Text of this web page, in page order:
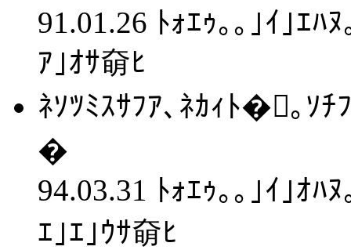
91.01.26 ﾄｫｴｩ｡｡｣ｲ｣ｴﾊ
ｱ｣ｵｻ奛ﾋ
ﾈｿﾂﾐｽｻﾌｱ､ﾈｶｨﾄ�｡ｿﾁ
�
94.03.31 ﾄｫｴｩ｡｡｣ｲ｣ｵﾊ
ｴ｣ｴ｣ｳｻ奛ﾋ